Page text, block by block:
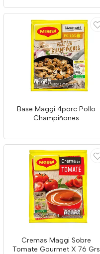
Base Maggi 4porc Pollo
Champiñones
Cremas Maggi Sobre
Tomate Gourmet X 76 Grs